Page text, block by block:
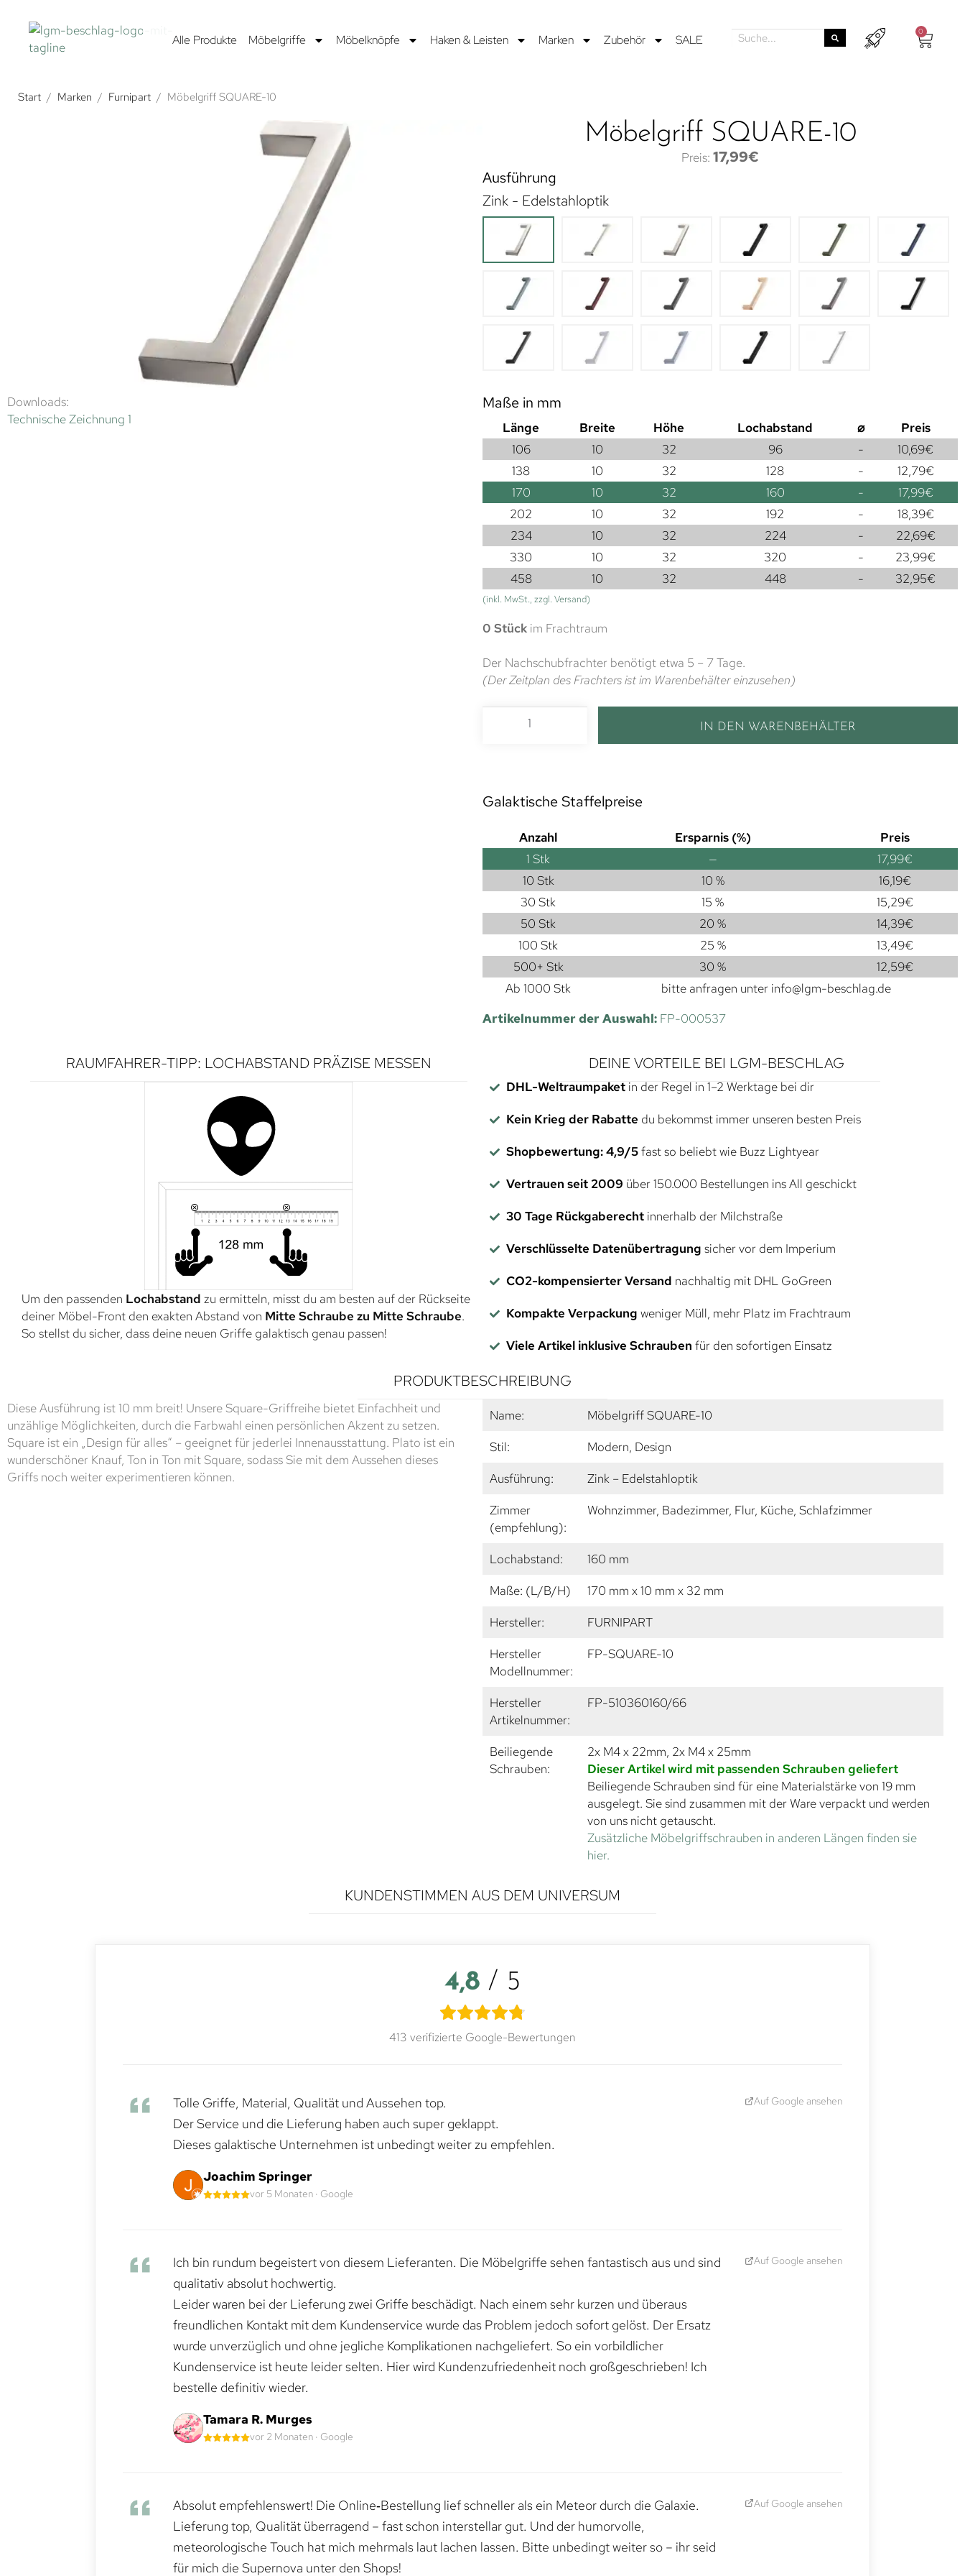
Alle Produkte Möbelgriffe Möbelknöpfe Haken & Leisten Marken Zubehör SALE
0
Start / Marken / Furnipart / Möbelgriff SQUARE-10
Downloads:
Technische Zeichnung 1
Möbelgriff SQUARE-10
17,99€
Ausführung
Zink - Edelstahloptik
Maße in mm
Länge Breite Höhe Lochabstand ⌀
Preis
106
10 32 96 - 10,69€
138
10 32 128 - 12,79€
170
10 32 160 - 17,99€
202
10 32 192 - 18,39€
234
10 32 224 - 22,69€
330
10 32 320 - 23,99€
458
10 32 448 - 32,95€
(inkl. MwSt., zzgl. Versand)
0 Stück im Frachtraum
Der Nachschubfrachter benötigt etwa 5 – 7 Tage.
(Der Zeitplan des Frachters ist im Warenbehälter einzusehen)
IN DEN WARENBEHÄLTER
Galaktische Staffelpreise
Anzahl Ersparnis (%)
Preis
1 Stk — 17,99€
10 Stk
10 % 16,19€
30 Stk
15 % 15,29€
50 Stk
20 % 14,39€
100 Stk
25 % 13,49€
500+ Stk
30 % 12,59€
Ab 1000 Stk
bitte anfragen unter info@lgm-beschlag.de
Artikelnummer der Auswahl: FP-000537
RAUMFAHRER-TIPP: LOCHABSTAND PRÄZISE MESSEN
Um den passenden Lochabstand zu ermitteln, misst du am besten auf der Rückseite
deiner Möbel-Front den exakten Abstand von Mitte Schraube zu Mitte Schraube.
So stellst du sicher, dass deine neuen Griffe galaktisch genau passen!
DEINE VORTEILE BEI LGM-BESCHLAG
DHL-Weltraumpaketin der Regel in 1–2 Werktage bei dir
Kein Krieg der Rabatte du bekommst immer unseren besten Preis
Shopbewertung: 4,9/5fast so beliebt wie Buzz Lightyear
Vertrauen seit 2009 über 150.000 Bestellungen ins All geschickt
30 Tage Rückgaberechtinnerhalb der Milchstraße
Verschlüsselte Datenübertragung sicher vor dem Imperium
CO2-kompensierter Versand nachhaltig mit DHL GoGreen
Kompakte Verpackung weniger Müll, mehr Platz im Frachtraum
Viele Artikel inklusive Schrauben für den sofortigen Einsatz
PRODUKTBESCHREIBUNG
Diese Ausführung ist 10 mm breit! Unsere Square-Griffreihe bietet Einfachheit und
unzählige Möglichkeiten, durch die Farbwahl einen persönlichen Akzent zu setzen.
Square ist ein „Design für alles“ – geeignet für jederlei Innenausstattung. Plato ist ein
wunderschöner Knauf, Ton in Ton mit Square, sodass Sie mit dem Aussehen dieses
Griffs noch weiter experimentieren können.
Name:
Möbelgriff SQUARE-10
Stil:
Modern, Design
Ausführung:
Zink – Edelstahloptik
Zimmer
(empfehlung):
Wohnzimmer, Badezimmer, Flur, Küche, Schlafzimmer
Lochabstand:
160 mm
Maße: (L/B/H)
170 mm x 10 mm x 32 mm
Hersteller:
FURNIPART
Hersteller
Modellnummer:
FP-SQUARE-10
Hersteller
Artikelnummer:
FP-510360160/66
Beiliegende
Schrauben:
2x M4 x 22mm, 2x M4 x 25mm
Dieser Artikel wird mit passenden Schrauben geliefert
Beiliegende Schrauben sind für eine Materialstärke von 19 mm
ausgelegt. Sie sind zusammen mit der Ware verpackt und werden
von uns nicht getauscht.
Zusätzliche Möbelgriffschrauben in anderen Längen finden sie
hier.
KUNDENSTIMMEN AUS DEM UNIVERSUM
4,8 / 5
413 verifizierte Google-Bewertungen
Tolle Griffe, Material, Qualität und Aussehen top.
Der Service und die Lieferung haben auch super geklappt.
Dieses galaktische Unternehmen ist unbedingt weiter zu empfehlen.
Joachim Springer
vor 5 Monaten · Google
Auf Google ansehen
Ich bin rundum begeistert von diesem Lieferanten. Die Möbelgriffe sehen fantastisch aus und sind
qualitativ absolut hochwertig.
Leider waren bei der Lieferung zwei Griffe beschädigt. Nach einem sehr kurzen und überaus
freundlichen Kontakt mit dem Kundenservice wurde das Problem jedoch sofort gelöst. Der Ersatz
wurde unverzüglich und ohne jegliche Komplikationen nachgeliefert. So ein vorbildlicher
Kundenservice ist heute leider selten. Hier wird Kundenzufriedenheit noch großgeschrieben! Ich
bestelle definitiv wieder.
Tamara R. Murges
vor 2 Monaten · Google
Auf Google ansehen
Absolut empfehlenswert! Die Online‑Bestellung lief schneller als ein Meteor durch die Galaxie.
Lieferung top, Qualität überragend – fast schon interstellar gut. Und der humorvolle,
meteorologische Touch hat mich mehrmals laut lachen lassen. Bitte unbedingt weiter so – ihr seid
für mich die Supernova unter den Shops!
Auf Google ansehen